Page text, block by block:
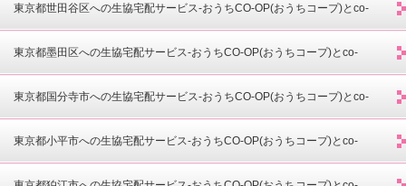
opdeli(コープデリ)-
東京都世田谷区への生協宅配サービス-おうちCO-OP(おうちコープ)とco-
opdeli(コープデリ)-
東京都墨田区への生協宅配サービス-おうちCO-OP(おうちコープ)とco-
opdeli(コープデリ)-
東京都国分寺市への生協宅配サービス-おうちCO-OP(おうちコープ)とco-
opdeli(コープデリ)-
東京都小平市への生協宅配サービス-おうちCO-OP(おうちコープ)とco-